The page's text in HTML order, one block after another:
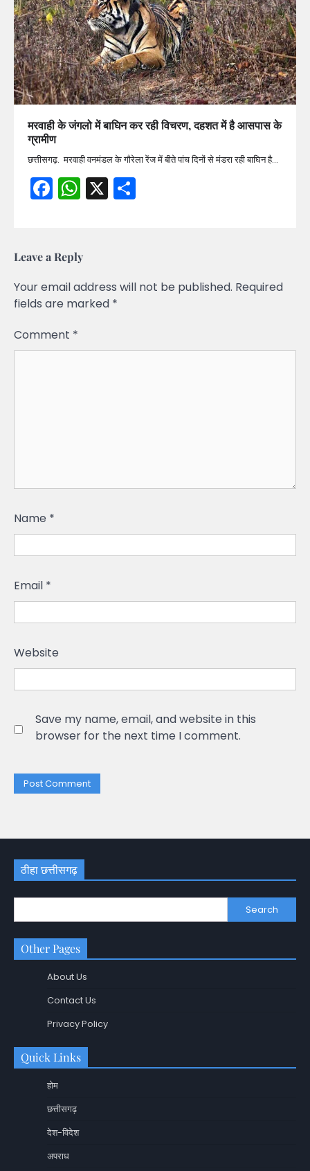
मरवाही के जंगलो में बाघिन कर रही विचरण, दहशत में है आसपास के
ग्रामीण
छत्तीसगढ़. मरवाही वनमंडल के गौरेला रेंज में बीते पांच दिनों से मंडरा रही बाघिन है…
Facebook
WhatsApp
X
Leave a Reply
Your email address will not be published. Required
fields are marked *
Comment *
Name *
Email *
Website
Save my name, email, and website in this
browser for the next time I comment.
ठीहा छत्तीसगढ़
Search
Other Pages
About Us
Contact Us
Privacy Policy
Quick Links
होम
छत्तीसगढ़
देश-विदेश
अपराध